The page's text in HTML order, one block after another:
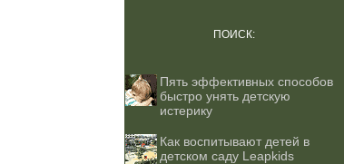
ПОИСК:
Пять эффективных способов
быстро унять детскую
истерику
Как воспитывают детей в
детском саду Leapkids